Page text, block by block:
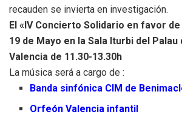
recauden se invierta en investigación.
El «IV Concierto Solidario en favor de
19 de Mayo en la Sala Iturbi del Palau
Valencia de 11.30-13.30h
La música será a cargo de :
Banda sinfónica CIM de
Orfeón Valencia infantil